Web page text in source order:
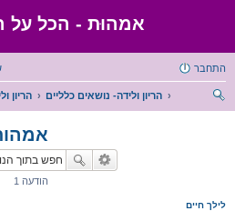
אמהוּת - הכל על
התחבר
הריון
הריון ולידה- נושאים כלליים
הודעה 1
לילך חיים